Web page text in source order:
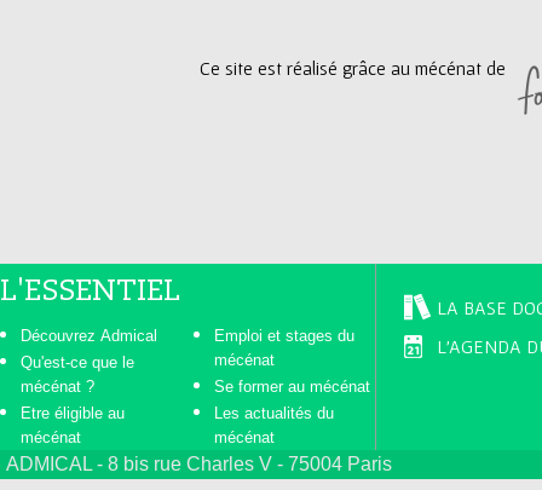
Ce site est réalisé grâce au mécénat de
L'ESSENTIEL
Découvrez Admical
Qu'est-ce que le
mécénat ?
Etre éligible au
mécénat
Emploi et stages du
mécénat
Se former au mécénat
Les actualités du
mécénat
LA BASE
L'AGENDA
ADMICAL - 8 bis rue Charles V - 75004 Paris